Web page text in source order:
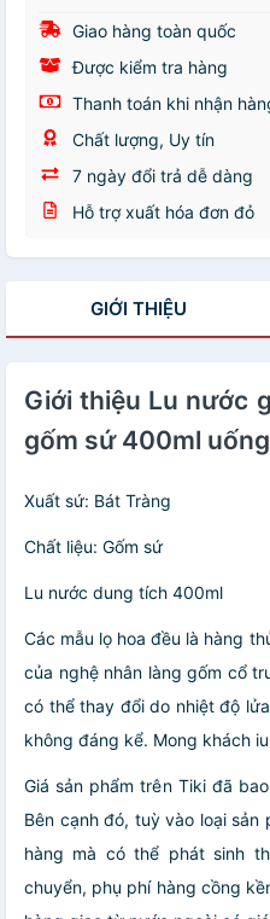
Giao hàng toàn quốc
Được kiểm tra hàng
Thanh toán khi nhận
Chất lượng, Uy tín
7 ngày đổi trả dễ dàng
Hỗ trợ xuất hóa đơn đỏ
GIỚI THIỆU
Giới thiệu Lu nước
gốm sứ 400ml
Xuất sứ: Bát Tràng
Chất liệu: Gốm sứ
Lu nước dung tích 400ml
Các mẫu lọ hoa đều là hàng
của nghệ nhân làng gốm cổ
có thể thay đổi do nhiệt độ
không đáng kể. Mong khách
Giá sản phẩm trên Tiki đã
Bên cạnh đó, tuỳ vào loại
hàng mà có thể phát sinh
chuyển, phụ phí hàng cồng